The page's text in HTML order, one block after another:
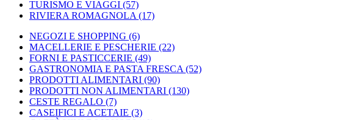
TURISMO E VIAGGI (57)
RIVIERA ROMAGNOLA (17)
NEGOZI E SHOPPING (6)
MACELLERIE E PESCHERIE (22)
FORNI E PASTICCERIE (49)
GASTRONOMIA E PASTA FRESCA (52)
PRODOTTI ALIMENTARI (90)
PRODOTTI NON ALIMENTARI (130)
CESTE REGALO (7)
CASEIFICI E ACETAIE (3)